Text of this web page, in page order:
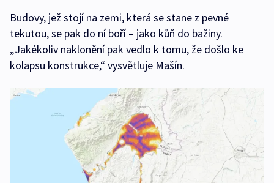
Budovy, jež stojí na zemi, která se stane z pevné
tekutou, se pak do ní boří – jako kůň do bažiny.
„Jakékoliv naklonění pak vedlo k tomu, že došlo ke
kolapsu konstrukce,“ vysvětluje Mašín.